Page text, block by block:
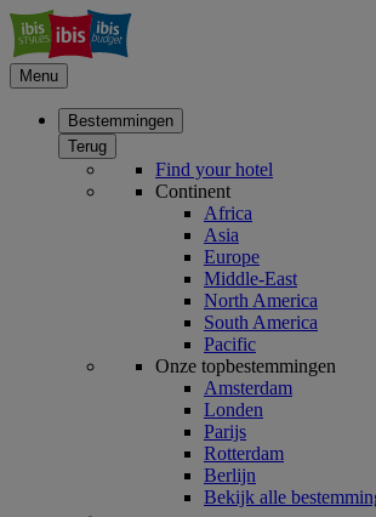
Menu
Bestemmingen
Terug
Find your hotel
Continent
Africa
Asia
Europe
Middle-East
North America
South America
Pacific
Onze topbestemmingen
Amsterdam
Londen
Parijs
Rotterdam
Berlijn
Bekijk alle